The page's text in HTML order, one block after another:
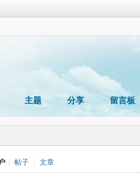
主题 分享 留言板
帖子 文章